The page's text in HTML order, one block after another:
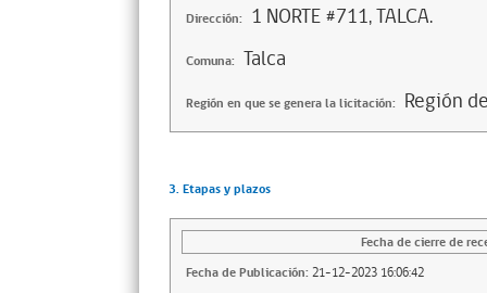
Dirección: 1 NORTE #711, TALCA.
Comuna: Talca
Región en que se genera la licitación: Región
3. Etapas y plazos
Fecha de cierre de
Fecha de Publicación: 21-12-2023 16:06:42